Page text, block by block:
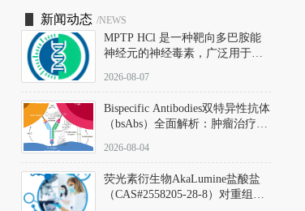
新闻动态 /NEWS
MPTP HCl 是一种靶向多巴胺能
神经元的神经毒素，广泛用于构
以盐酸盐形式存在，可触发线粒
体介导的神经元凋亡。其经典应
用即为选择性损毁中脑黑质致密
部多巴胺能神经元，从而可靠模
拟帕金森病的核心病理与行为表
2026-08-07
Bispecific Antibodies双特异性抗体
（bsAbs）全面解析：肿瘤治疗的
2026-08-04
荧光素衍生物AkaLumine盐酸盐
（CAS#2558205-28-8）对重组萤